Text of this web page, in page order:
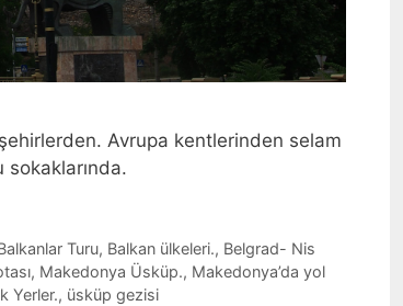
Avrupa kentlerinden selam
sokaklarında.
Turu, Balkan ülkeleri., Belgrad- Nis
, Makedonya Üsküp., Makedonya’da yol
Yerler., üsküp gezisi